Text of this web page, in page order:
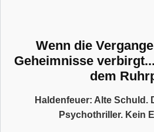
Wenn die
Geheimnisse
dem
Haldenfeuer: Alte Schuld.
Psychothriller. Kein